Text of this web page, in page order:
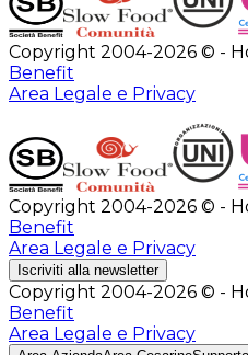
Copyright 2004-2026 © -
Benefit
Area Legale e Privacy
Copyright 2004-2026 © -
Benefit
Area Legale e Privacy
Iscriviti alla newsletter
Copyright 2004-2026 © -
Benefit
Area Legale e Privacy